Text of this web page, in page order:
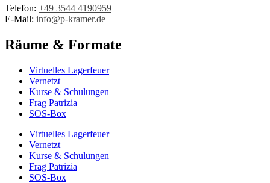
Telefon: +49 3544 4190959‬
E-Mail: info@p-kramer.de
Räume & Formate
Virtuelles Lagerfeuer
Vernetzt
Kurse & Schulungen
Frag Patrizia
SOS-Box
Virtuelles Lagerfeuer
Vernetzt
Kurse & Schulungen
Frag Patrizia
SOS-Box